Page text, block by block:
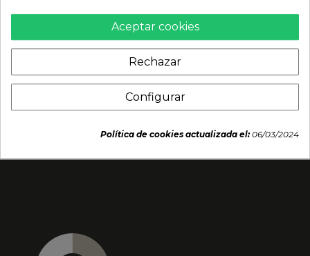
Fideos Instantáneos de
Ternera (LUCKY) 55g
Fideos instantáneos
BULDAK sabor habanero
lima (SAMYANG) 135g
Aceptar cookies
Rechazar
Configurar
Política de cookies actualizada el:06/03/2024